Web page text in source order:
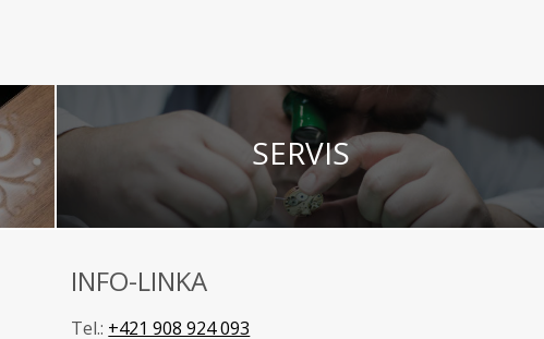
SERVIS
INFO-LINKA
Tel.: +421 908 924 093